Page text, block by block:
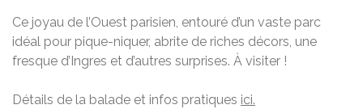
Ce joyau de l’Ouest parisien, entouré d’un vaste parc
idéal pour pique-niquer, abrite de riches décors, une
fresque d’Ingres et d’autres surprises. À visiter !
Détails de la balade et infos pratiques ici.